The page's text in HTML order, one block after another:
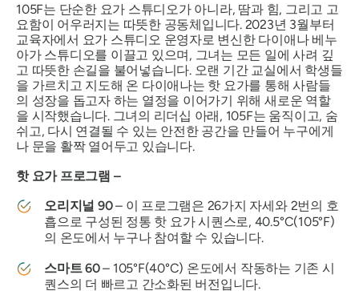
105F는 단순한 요가 스튜디오가 아니라, 땀과 힘, 그리고 고
요함이 어우러지는 따뜻한 공동체입니다. 2023년 3월부터
교육자에서 요가 스튜디오 운영자로 변신한 다이애나 베누
아가 스튜디오를 이끌고 있으며, 그녀는 모든 일에 사려 깊
고 따뜻한 손길을 불어넣습니다. 오랜 기간 교실에서 학생들
을 가르치고 지도해 온 다이애나는 핫 요가를 통해 사람들
의 성장을 돕고자 하는 열정을 이어가기 위해 새로운 역할
을 시작했습니다. 그녀의 리더십 아래, 105F는 움직이고, 숨
쉬고, 다시 연결될 수 있는 안전한 공간을 만들어 누구에게
나 문을 활짝 열어두고 있습니다.
핫 요가 프로그램 –
오리지널 90– 이 프로그램은 26가지 자세와 2번의 호
흡으로 구성된 정통 핫 요가 시퀀스로, 40.5°C(105°F)
의 온도에서 누구나 참여할 수 있습니다.
스마트 60– 105°F(40°C) 온도에서 작동하는 기존 시
퀀스의 더 빠르고 간소화된 버전입니다.